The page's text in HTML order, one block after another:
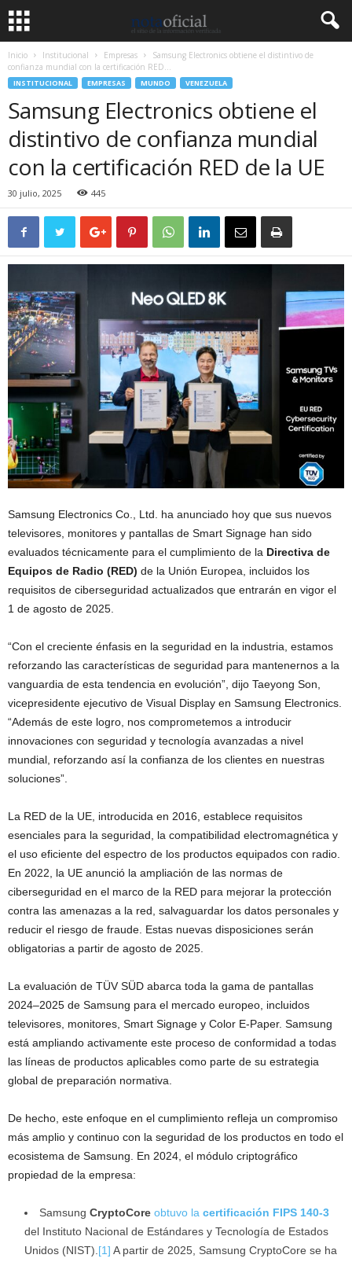
Inicio Institucional Empresas
Samsung Electronics obtiene el distintivo de
confianza mundial con la certificación RED...
INSTITUCIONAL EMPRESAS MUNDO VENEZUELA
Samsung Electronics obtiene el
distintivo de confianza mundial
con la certificación RED de la UE
30 julio, 2025 445
Samsung Electronics Co., Ltd. ha anunciado hoy que sus nuevos
televisores, monitores y pantallas de Smart Signage han sido
evaluados técnicamente para el cumplimiento de la Directiva de
Equipos de Radio (RED) de la Unión Europea, incluidos los
requisitos de ciberseguridad actualizados que entrarán en vigor el
1 de agosto de 2025.
“Con el creciente énfasis en la seguridad en la industria, estamos
reforzando las características de seguridad para mantenernos a la
vanguardia de esta tendencia en evolución”, dijo Taeyong Son,
vicepresidente ejecutivo de Visual Display en Samsung Electronics.
“Además de este logro, nos comprometemos a introducir
innovaciones con seguridad y tecnología avanzadas a nivel
mundial, reforzando así la confianza de los clientes en nuestras
soluciones”.
La RED de la UE, introducida en 2016, establece requisitos
esenciales para la seguridad, la compatibilidad electromagnética y
el uso eficiente del espectro de los productos equipados con radio.
En 2022, la UE anunció la ampliación de las normas de
ciberseguridad en el marco de la RED para mejorar la protección
contra las amenazas a la red, salvaguardar los datos personales y
reducir el riesgo de fraude. Estas nuevas disposiciones serán
obligatorias a partir de agosto de 2025.
La evaluación de TÜV SÜD abarca toda la gama de pantallas
2024–2025 de Samsung para el mercado europeo, incluidos
televisores, monitores, Smart Signage y Color E-Paper. Samsung
está ampliando activamente este proceso de conformidad a todas
las líneas de productos aplicables como parte de su estrategia
global de preparación normativa.
De hecho, este enfoque en el cumplimiento refleja un compromiso
más amplio y continuo con la seguridad de los productos en todo el
ecosistema de Samsung. En 2024, el módulo criptográfico
propiedad de la empresa:
Samsung CryptoCore obtuvo la certificación FIPS 140-3
del Instituto Nacional de Estándares y Tecnología de Estados
Unidos (NIST).[1] A partir de 2025, Samsung CryptoCore se ha